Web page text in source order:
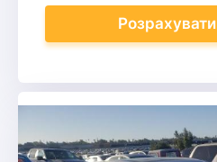
Розрахувати